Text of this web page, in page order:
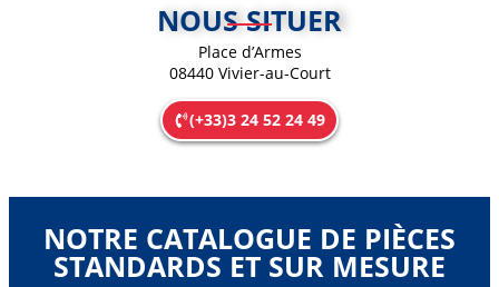
NOUS SITUER
Place d’Armes
08440 Vivier-au-Court
(+33)3 24 52 24 49
NOTRE CATALOGUE DE PIÈCES
STANDARDS ET SUR MESURE